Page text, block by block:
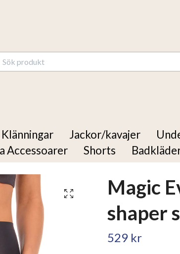
Jackor/kavajer
Accessoarer Shorts
Magic
shaper
529 kr